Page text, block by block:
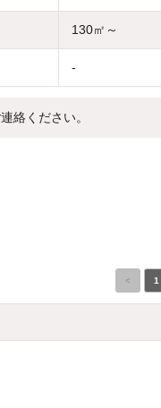
130㎡～
-
絡ください。
< 1